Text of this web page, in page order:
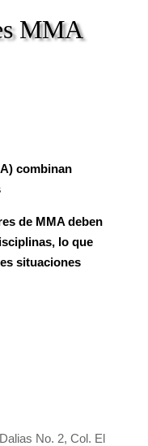
MMA
combinan
de MMA deben
lo que
situaciones
No. 2, Col. El